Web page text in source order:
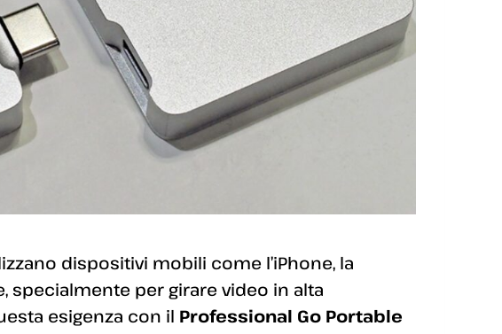
dispositivi mobili come l’iPhone, la
specialmente per girare video in alta
esigenza con il Professional Go Portable